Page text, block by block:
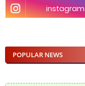
instagram
POPULAR NEWS